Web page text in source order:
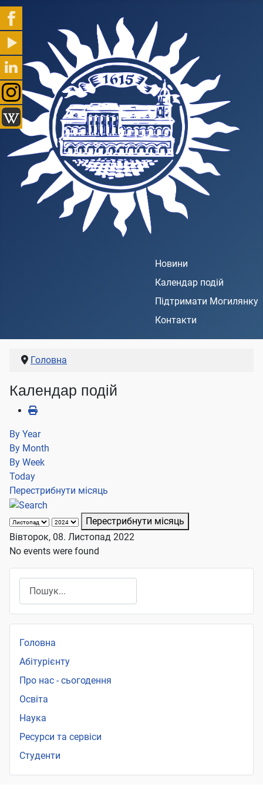
Новини
Календар подій
Підтримати Могилянку
Контакти
Головна
Календар подій
By Year
By Month
By Week
Today
Перестрибнути місяць
Перестрибнути місяць
Вівторок, 08. Листопад 2022
No events were found
Головна
Абітурієнту
Про нас - сьогодення
Освіта
Наука
Ресурси та сервіси
Студенти